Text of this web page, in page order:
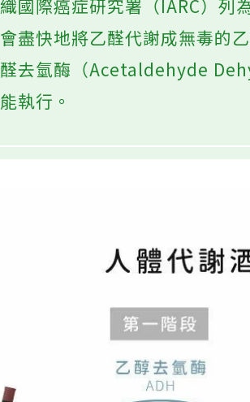
織國際癌症研究署（IARC）列
會盡快地將乙醛代謝成無毒的
醛去氫酶（Acetaldehyde
能執行。